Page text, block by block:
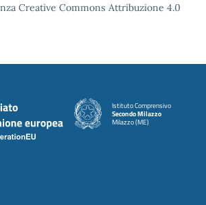
Creative Commons Attribuzione 4.0
Istituto Comprensivo
Secondo Milazzo
Milazzo (ME)